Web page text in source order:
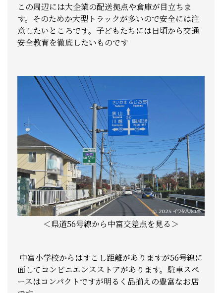
この周辺には大企業の配送拠点や倉庫が目立ちま
す。そのためか大型トラックが多いので安全には注
意したいところです。子どもたちには日頃から交通
安全教育を徹底したいものです
＜県道56号線から中富交差点を見る＞
中富小学校からはすこし距離がありますが56号線に
面してコンビニエンスストアがあります。駐車スペ
ースはコンパクトですが明るく品揃えの豊富なお店